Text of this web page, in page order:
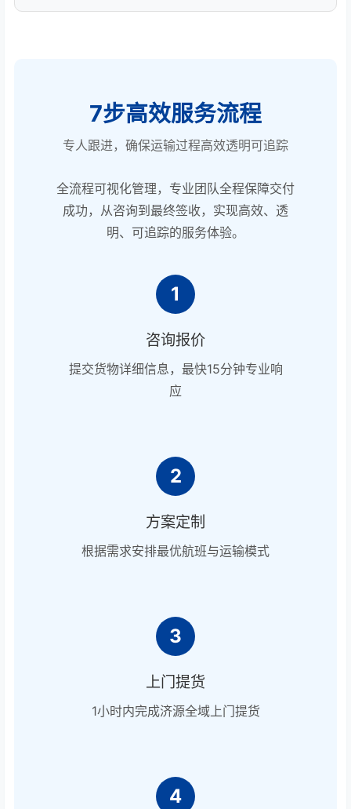
7步高效服务流程
专人跟进，确保运输过程高效透明可追踪
全流程可视化管理，专业团队全程保障交付
成功，从咨询到最终签收，实现高效、透
明、可追踪的服务体验。
1
咨询报价
提交货物详细信息，最快15分钟专业响
应
2
方案定制
根据需求安排最优航班与运输模式
3
上门提货
1小时内完成济源全域上门提货
4